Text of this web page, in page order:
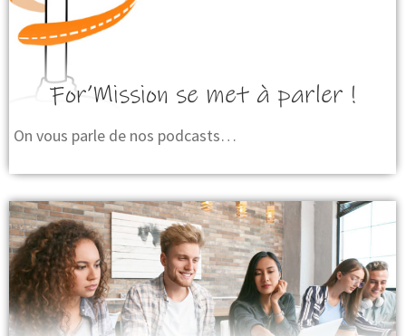
For’Mission se met à parler !
On vous parle de nos podcasts…